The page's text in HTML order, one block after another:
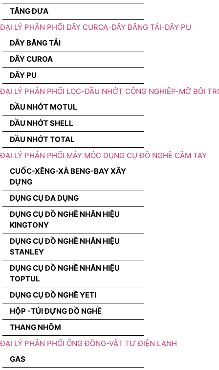
TĂNG ĐƯA
ĐẠI LÝ PHÂN PHỐI DÂY CUROA-DÂY BĂNG TẢI-DÂY PU
DÂY BĂNG TẢI
DÂY CUROA
DÂY PU
ĐẠI LÝ PHÂN PHỐI LỌC-DẦU NHỚT CÔNG NGHIỆP-MỠ BÔI
DẦU NHỚT MOTUL
DẦU NHỚT SHELL
DẦU NHỚT TOTAL
ĐẠI LÝ PHÂN PHỐI MÁY MÓC DỤNG CỤ ĐỒ NGHỀ CẦM TAY
CUỐC-XẼNG-XÀ BENG-BAY XÂY
DỰNG
DỤNG CỤ ĐA DỤNG
DỤNG CỤ ĐỒ NGHỀ NHÃN HIỆU
KINGTONY
DỤNG CỤ ĐỒ NGHỀ NHÃN HIỆU
STANLEY
DỤNG CỤ ĐỒ NGHỀ NHÃN HIỆU
TOPTUL
DỤNG CỤ ĐỒ NGHỀ YETI
HỘP -TÚI ĐỰNG ĐỒ NGHỀ
THANG NHÔM
ĐẠI LÝ PHÂN PHỐI ỐNG ĐỒNG-VẬT TƯ ĐIỆN LẠNH
GAS